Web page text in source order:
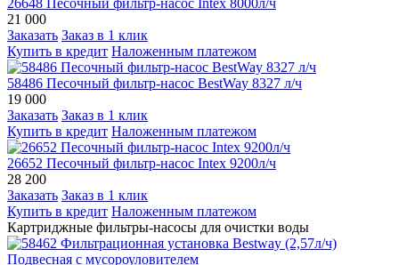
26648 Песочный фильтр-насос Intex 8000л/ч
21 000
Заказать Заказ в 1 клик
Купить в кредит Наложенным платежом
58486 Песочный фильтр-насос BestWay 8327 л/ч
19 000
Заказать Заказ в 1 клик
Купить в кредит Наложенным платежом
26652 Песочный фильтр-насос Intex 9200л/ч
28 200
Заказать Заказ в 1 клик
Купить в кредит Наложенным платежом
Картриджные фильтры-насосы для очистки воды